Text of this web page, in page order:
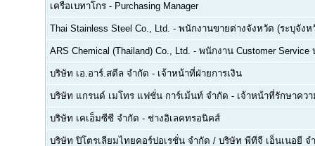
เครือเบทาโกร - Purchasing Manager
Thai Stainless Steel Co., Ltd. - พนักงานขายต่างจังหวัด (ระบุจังห
ARS Chemical (Thailand) Co., Ltd. - พนักงาน Customer Service
บริษัท เอ.อาร์.สตีล จำกัด - เจ้าหน้าที่ฝ่ายการเงิน
บริษัท แกรนด์ เมโทร แฟชั่น การ์เม้นท์ จำกัด - เจ้าหน้าที่รักษาคว
บริษัท เคเอ็มซีซี จำกัด - ช่างอิเลคทรอนิคส์
บริษัท ปิโตรเลียมไทยคอร์ปอเรชั่น จำกัด / บริษัท พีทีจี เอ็นเนอยี จ